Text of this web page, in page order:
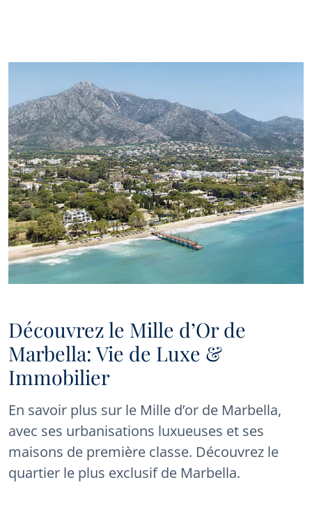
Découvrez le Mille d’Or de
Marbella: Vie de Luxe &
Immobilier
En savoir plus sur le Mille d’or de Marbella,
avec ses urbanisations luxueuses et ses
maisons de première classe. Découvrez le
quartier le plus exclusif de Marbella.